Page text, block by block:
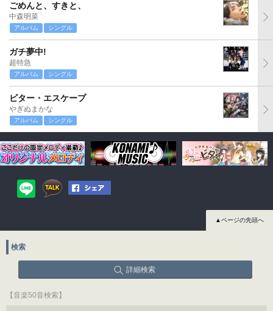
ごめんと、すきと、
中森明菜
アルバム シングル
ガチ夢中!
超特急
アルバム シングル
ビター・エスケープ
やぎぬまかな
アルバム シングル
▲ページの先頭へ
検索
詳細検索
【音楽50音検索】